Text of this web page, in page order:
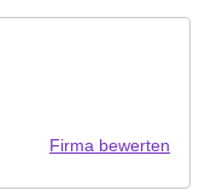
Firma bewerten